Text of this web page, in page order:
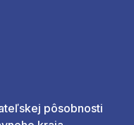
pôsobnosti